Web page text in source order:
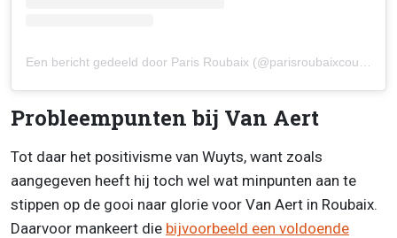
Probleempunten bij Van Aert
Tot daar het positivisme van Wuyts, want zoals
aangegeven heeft hij toch wel wat minpunten aan te
stippen op de gooi naar glorie voor Van Aert in Roubaix.
Daarvoor mankeert die bijvoorbeeld een voldoende